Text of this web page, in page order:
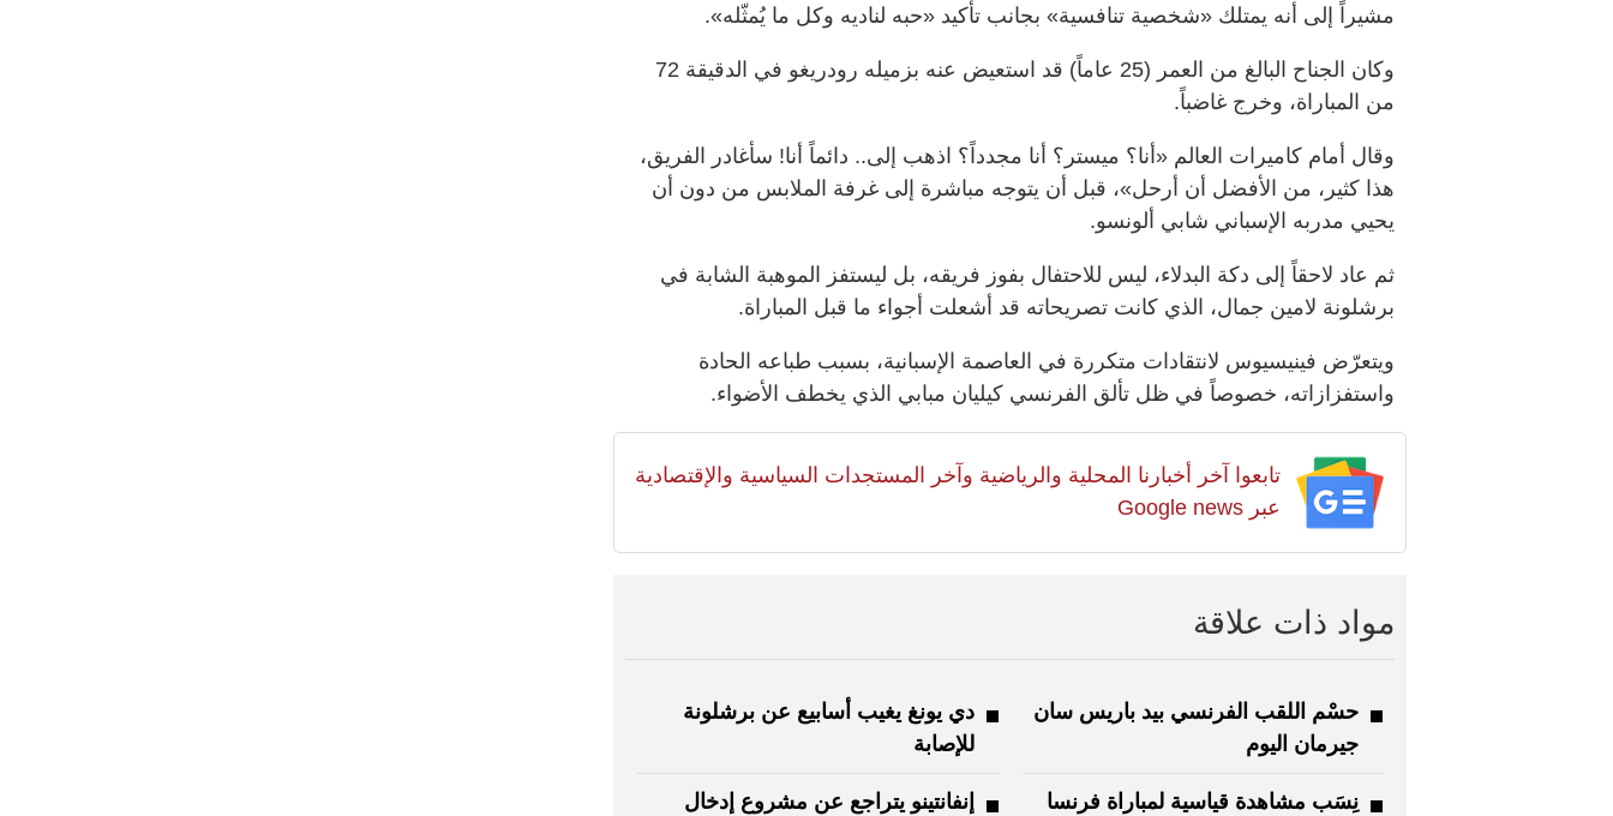
مشيراً إلى أنه يمتلك «شخصية تنافسية» بجانب تأكيد «حبه لناديه وكل ما يُمثّله».
وكان الجناح البالغ من العمر (25 عاماً) قد استعيض عنه بزميله رودريغو في الدقيقة 72
من المباراة، وخرج غاضباً.
وقال أمام كاميرات العالم «أنا؟ ميستر؟ أنا مجدداً؟ اذهب إلى.. دائماً أنا! سأغادر الفريق،
هذا كثير، من الأفضل أن أرحل»، قبل أن يتوجه مباشرة إلى غرفة الملابس من دون أن
يحيي مدربه الإسباني شابي ألونسو.
ثم عاد لاحقاً إلى دكة البدلاء، ليس للاحتفال بفوز فريقه، بل ليستفز الموهبة الشابة في
برشلونة لامين جمال، الذي كانت تصريحاته قد أشعلت أجواء ما قبل المباراة.
ويتعرّض فينيسيوس لانتقادات متكررة في العاصمة الإسبانية، بسبب طباعه الحادة
واستفزازاته، خصوصاً في ظل تألق الفرنسي كيليان مبابي الذي يخطف الأضواء.
تابعوا آخر أخبارنا المحلية والرياضية وآخر المستجدات السياسية والإقتصادية
عبر Google news
مواد ذات علاقة
حسْم اللقب الفرنسي بيد باريس سان
جيرمان اليوم
دي يونغ يغيب أسابيع عن برشلونة
للإصابة
نِسَب مشاهدة قياسية لمباراة فرنسا
إنفانتينو يتراجع عن مشروع إدخال